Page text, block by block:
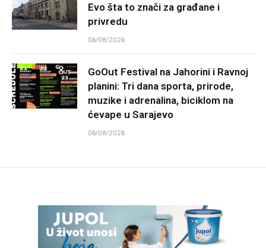
Evo šta to znači za građane i
privredu
06/08/2026
GoOut Festival na Jahorini i Ravnoj
planini: Tri dana sporta, prirode,
muzike i adrenalina, biciklom na
ćevape u Sarajevo
06/08/2026